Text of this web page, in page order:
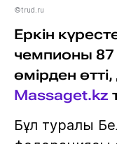
©trud.ru
Еркін
чемпионы
өмірден
Massaget.kz
Бұл туралы